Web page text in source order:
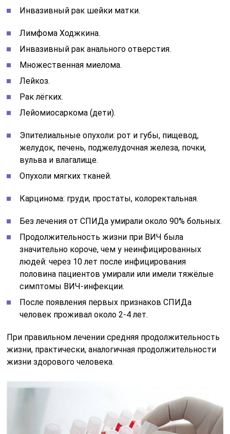
Инвазивный рак шейки матки.
Лимфома Ходжкина.
Инвазивный рак анального отверстия.
Множественная миелома.
Лейкоз.
Рак лёгких.
Лейомиосаркома (дети).
Эпителиальные опухоли: рот и губы, пищевод,
желудок, печень, поджелудочная железа, почки,
вульва и влагалище.
Опухоли мягких тканей.
Карцинома: груди, простаты, колоректальная.
Без лечения от СПИДа умирали около 90% больных.
Продолжительность жизни при ВИЧ была
значительно короче, чем у неинфицированных
людей: через 10 лет после инфицирования
половина пациентов умирали или имели тяжёлые
симптомы ВИЧ-инфекции.
После появления первых признаков СПИДа
человек проживал около 2-4 лет.
При правильном лечении средняя продолжительность
жизни, практически, аналогичная продолжительности
жизни здорового человека.